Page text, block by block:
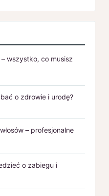
wszystko, co musisz
o zdrowie i urodę?
– profesjonalne
o zabiegu i